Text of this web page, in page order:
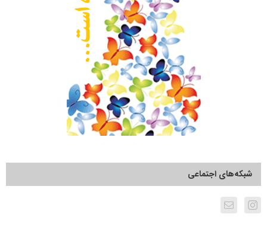
شبکه‌های اجتماعی